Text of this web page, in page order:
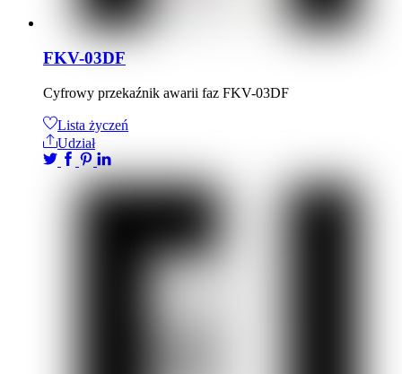
FKV-03DF
Cyfrowy przekaźnik awarii faz FKV-03DF
Lista życzeń
Udział